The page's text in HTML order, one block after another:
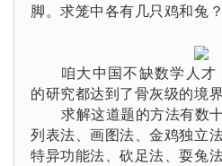
脚。求笼中各有几只鸡和兔？
咱大中国不缺数学人
的研究都达到了骨灰级的境
求解这道题的方法有数
列表法、画图法、金鸡独立
特异功能法、砍足法、耍兔